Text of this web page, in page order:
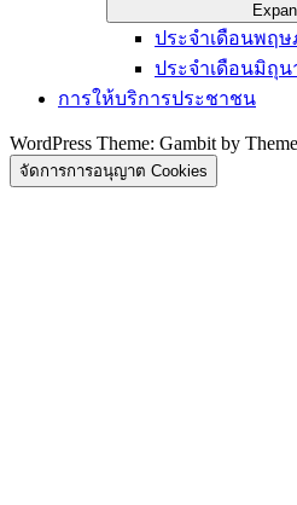
ประจำเดือนพฤษ
ประจำเดือนมิถุน
การให้บริการประชาชน
WordPress Theme: Gambit by
จัดการการอนุญาต Cookies